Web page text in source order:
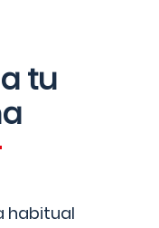
tu
habitual